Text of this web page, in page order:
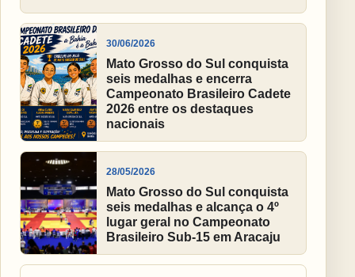
30/06/2026
Mato Grosso do Sul conquista
seis medalhas e encerra
Campeonato Brasileiro Cadete
2026 entre os destaques
nacionais
28/05/2026
Mato Grosso do Sul conquista
seis medalhas e alcança o 4º
lugar geral no Campeonato
Brasileiro Sub-15 em Aracaju